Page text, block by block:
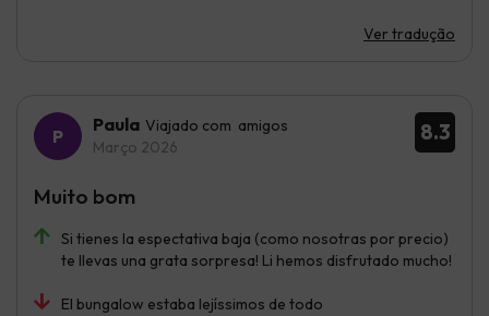
Ver tradução
8.3
Paula Viajado com amigos
Março 2026
Si tienes la espectativa baja (como nosotras por precio)
te llevas una grata sorpresa! Li hemos disfrutado mucho!
El bungalow estaba lejíssimos de todo
Muito bom